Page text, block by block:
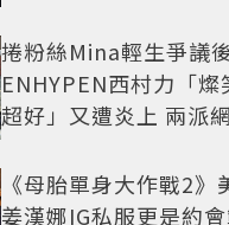
捲粉絲Mina輕生爭議
ENHYPEN西村力「燦
超好」又遭炎上 兩派
《母胎單身大作戰2》
姜漢娜IG私服更是約